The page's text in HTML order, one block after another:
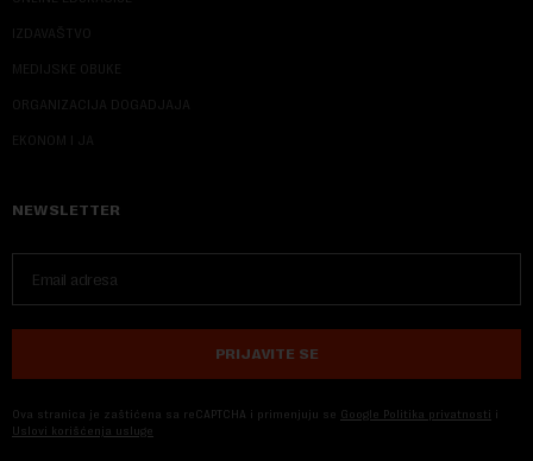
IZDAVAŠTVO
MEDIJSKE OBUKE
ORGANIZACIJA DOGADJAJA
EKONOM I JA
NEWSLETTER
PRIJAVITE SE
Ova stranica je zaštićena sa reCAPTCHA i primenjuju se Google Politika privatnosti i
Uslovi korišćenja usluge